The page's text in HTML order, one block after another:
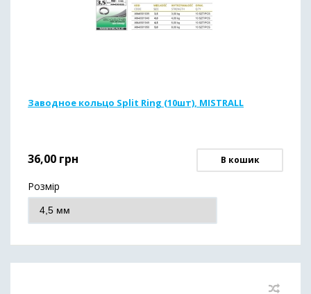
Заводное кольцо Split Ring (10шт), MISTRALL
36,00 грн В кошик
Розмір